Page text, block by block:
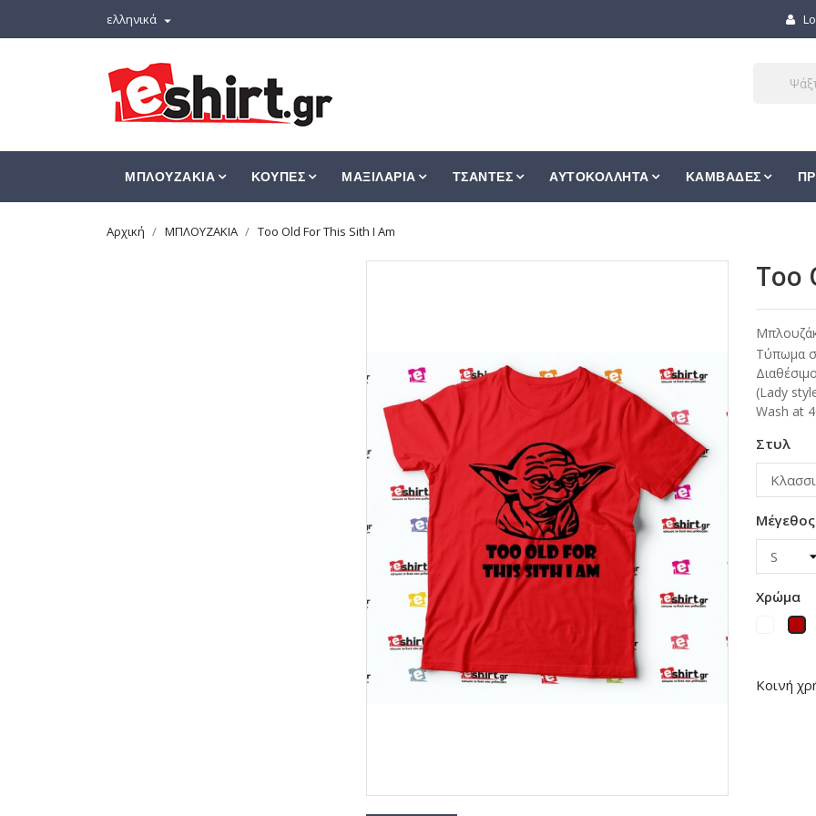
ελληνικά 
ΜΠΛΟΥΖΑΚΙΑ ΚΟΥΠΕΣ ΜΑΞΙΛΑΡΙΑ ΤΣΑΝΤΕΣ ΑΥΤΟΚΟΛΛΗΤΑ ΚΑΜΒΑΔΕΣ
Αρχική ΜΠΛΟΥΖΑΚΙΑ Too Old For This Sith I Am
Too
Τύπωμα
(Lady
Wash at
Στυλ
Μέγεθος
Χρώμα
Λευκό
Κοινή